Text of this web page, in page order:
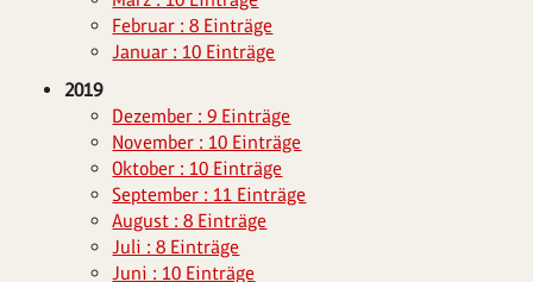
Februar : 8 Einträge
Januar : 10 Einträge
2019
Dezember : 9 Einträge
November : 10 Einträge
Oktober : 10 Einträge
September : 11 Einträge
August : 8 Einträge
Juli : 8 Einträge
Juni : 10 Einträge